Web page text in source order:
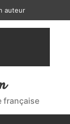
auteur
française